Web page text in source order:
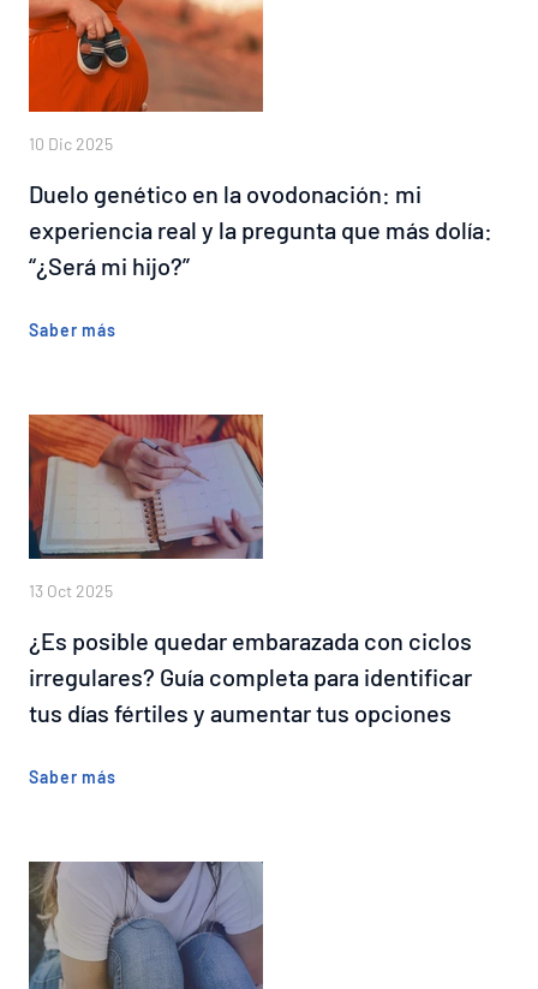
Duelo genético en la ovodonación: mi
experiencia real y la pregunta que más dolía:
“¿Será mi hijo?”
10 Dic 2025
Saber más
¿Es posible quedar embarazada con ciclos
irregulares? Guía completa para identificar
tus días fértiles y aumentar tus opciones
13 Oct 2025
Saber más